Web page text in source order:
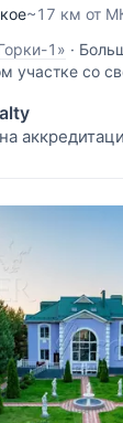
~17 км от
1» ·
участке со
дорогим
1 этаж:
холл с